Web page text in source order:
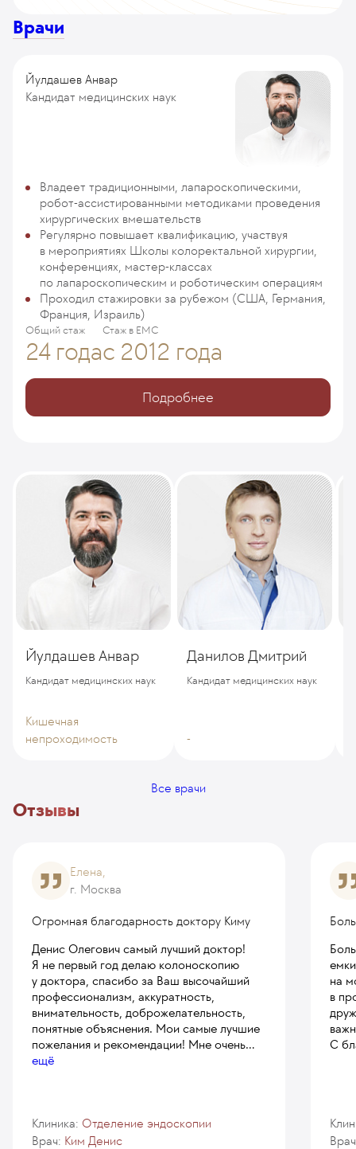
Врачи
Йулдашев Анвар
Кандидат медицинских наук
Кишечная
непроходимость
Данилов Дмитрий
Кандидат медицинских наук
-
Все врачи
Йулдашев Анвар
Кандидат медицинских наук
Владеет традиционными, лапароскопическими,
робот-ассистированными методиками проведения
хирургических вмешательств
Регулярно повышает квалификацию, участвуя
в мероприятиях Школы колоректальной хирургии,
конференциях, мастер-классах
по лапароскопическим и роботическим операциям
Проходил стажировки за рубежом (США, Германия,
Франция, Израиль)
Общий стаж
24 года
Стаж в ЕМС
с 2012 года
Подробнее
Отзывы
Елена,
г. Москва
Огромная благодарность доктору Киму
Денис Олегович самый лучший доктор!
Я не первый год делаю колоноскопию
у доктора, спасибо за Ваш высочайший
профессионализм, аккуратность,
внимательность, доброжелательность,
понятные объяснения. Мои самые лучшие
пожелания и рекомендации! Мне очень...
ещё
Клиника: Отделение эндоскопии
Врач: Ким Денис
на
в
С